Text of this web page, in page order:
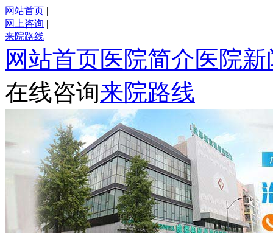
网站首页 |
网上咨询 |
来院路线
网站首页医院简介医院新
在线咨询来院路线